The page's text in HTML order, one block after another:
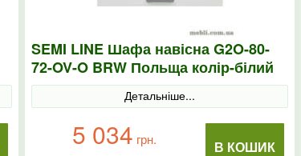
SEMI LINE Шафа навісна G2O-80-
72-OV-O BRW Польща колір-білий
Детальніше...
В КОШИК
5 034 грн.